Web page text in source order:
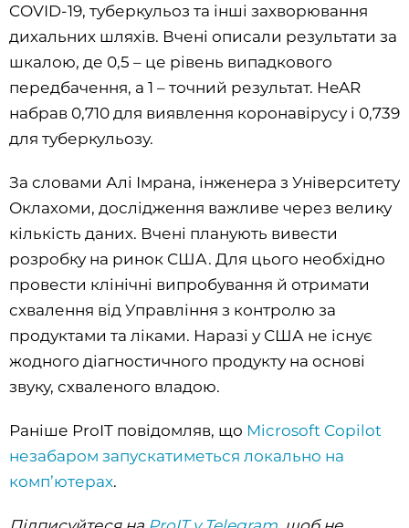
COVID-19, туберкульоз та інші захворювання
дихальних шляхів. Вчені описали результати за
шкалою, де 0,5 – це рівень випадкового
передбачення, а 1 – точний результат. HeAR
набрав 0,710 для виявлення коронавірусу і 0,739
для туберкульозу.
За словами Алі Імрана, інженера з Університету
Оклахоми, дослідження важливе через велику
кількість даних. Вчені планують вивести
розробку на ринок США. Для цього необхідно
провести клінічні випробування й отримати
схвалення від Управління з контролю за
продуктами та ліками. Наразі у США не існує
жодного діагностичного продукту на основі
звуку, схваленого владою.
Раніше ProIT повідомляв, що Microsoft Copilot
незабаром запускатиметься локально на
комп’ютерах.